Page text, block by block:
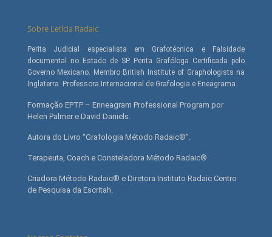
Sobre Letícia Radaic
Perita Judicial especialista em Grafotécnica e Falsidade
documental no Estado de SP. Perita Grafóloga Certificada pelo
Governo Mexicano. Membro British Institute of Graphologists na
Inglaterra. Professora Internacional de Grafologia e Eneagrama.
Formação EPTP – Enneagram Professional Program por
Helen Palmer e David Daniels.
Autora do Livro “Grafologia Método Radaic®”.
Terapeuta, Coach e Consteladora Método Radaic®
Criadora Método Radaic® e Diretora Instituto Radaic Centro
de Pesquisa da Escritah.